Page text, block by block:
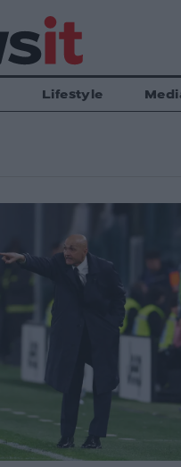
Lifestyle